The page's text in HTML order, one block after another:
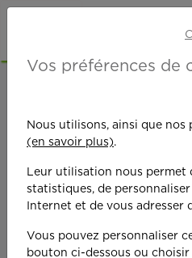
Vos préférences de
Nous utilisons, ainsi que nos
(en savoir plus).
Leur utilisation nous permet
statistiques, de
Internet et de vous adresser
Vous pouvez personnaliser
bouton ci-dessous ou